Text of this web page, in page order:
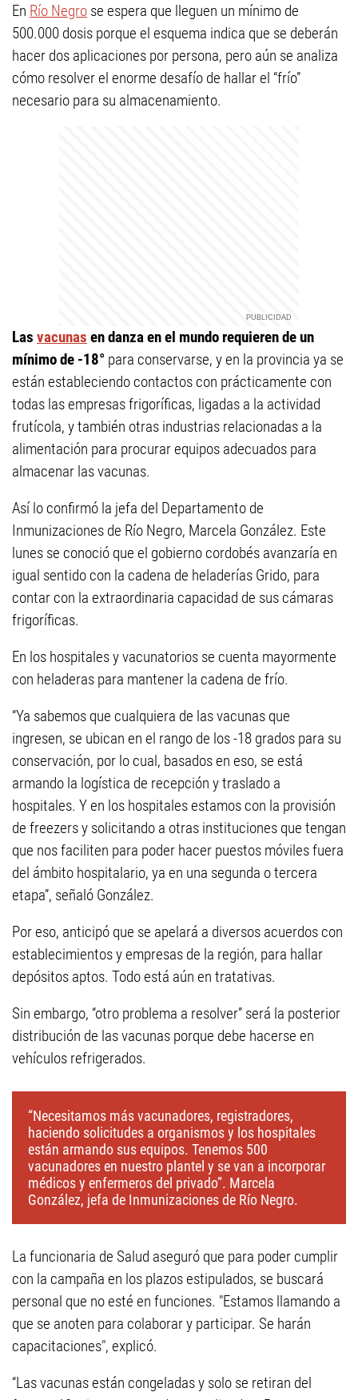
En Río Negro se espera que lleguen un mínimo de
500.000 dosis porque el esquema indica que se deberán
hacer dos aplicaciones por persona, pero aún se analiza
cómo resolver el enorme desafío de hallar el “frío”
necesario para su almacenamiento.
Las vacunas en danza en el mundo requieren de un
mínimo de -18° para conservarse, y en la provincia ya se
están estableciendo contactos con prácticamente con
todas las empresas frigoríficas, ligadas a la actividad
frutícola, y también otras industrias relacionadas a la
alimentación para procurar equipos adecuados para
almacenar las vacunas.
Así lo confirmó la jefa del Departamento de
Inmunizaciones de Río Negro, Marcela González. Este
lunes se conoció que el gobierno cordobés avanzaría en
igual sentido con la cadena de heladerías Grido, para
contar con la extraordinaria capacidad de sus cámaras
frigoríficas.
En los hospitales y vacunatorios se cuenta mayormente
con heladeras para mantener la cadena de frío.
“Ya sabemos que cualquiera de las vacunas que
ingresen, se ubican en el rango de los -18 grados para su
conservación, por lo cual, basados en eso, se está
armando la logística de recepción y traslado a
hospitales. Y en los hospitales estamos con la provisión
de freezers y solicitando a otras instituciones que tengan
que nos faciliten para poder hacer puestos móviles fuera
del ámbito hospitalario, ya en una segunda o tercera
etapa”, señaló González.
Por eso, anticipó que se apelará a diversos acuerdos con
establecimientos y empresas de la región, para hallar
depósitos aptos. Todo está aún en tratativas.
Sin embargo, “otro problema a resolver” será la posterior
distribución de las vacunas porque debe hacerse en
vehículos refrigerados.
“Necesitamos más vacunadores, registradores,
haciendo solicitudes a organismos y los hospitales
están armando sus equipos. Tenemos 500
vacunadores en nuestro plantel y se van a incorporar
médicos y enfermeros del privado”. Marcela
González, jefa de Inmunizaciones de Río Negro.
La funcionaria de Salud aseguró que para poder cumplir
con la campaña en los plazos estipulados, se buscará
personal que no esté en funciones. "Estamos llamando a
que se anoten para colaborar y participar. Se harán
capacitaciones", explicó.
“Las vacunas están congeladas y solo se retiran del